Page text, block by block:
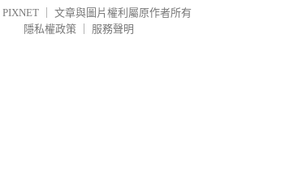
PIXNET
文章與圖片權利屬原作者所有
隱私權政策
服務聲明